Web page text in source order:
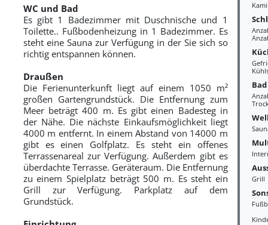
Bad
Grill
WC und Bad
Es gibt 1 Badezimmer mit Duschnische und 1
Toilette.. Fußbodenheizung in 1 Badezimmer. Es
steht eine Sauna zur Verfügung in der Sie sich so
richtig entspannen können.
Draußen
Die Ferienunterkunft liegt auf einem 1050 m²
großen Gartengrundstück. Die Entfernung zum
Meer beträgt 400 m. Es gibt einen Badesteg in
der Nähe. Die nächste Einkaufsmöglichkeit liegt
4000 m entfernt. In einem Abstand von 14000 m
gibt es einen Golfplatz. Es steht ein offenes
Terrassenareal zur Verfügung. Außerdem gibt es
überdachte Terrasse. Geräteraum. Die Entfernung
zu einem Spielplatz beträgt 500 m. Es steht ein
Grill zur Verfügung. Parkplatz auf dem
Grundstück.